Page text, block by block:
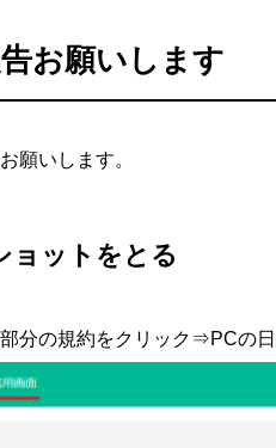
お願いします
願いします。
ョットをとる
分の規約をクリック⇒PCの